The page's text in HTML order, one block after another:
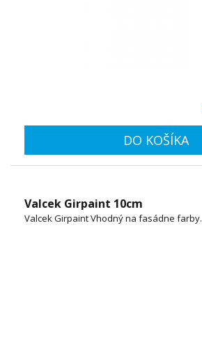
DO KOŠÍKA
Valcek Girpaint 10cm
Valcek Girpaint Vhodný na fasádne farby.